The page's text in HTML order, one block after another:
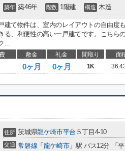
築年 築46年 階数 1階建 構造 木造
建て物件は、室内のレイアウトの自由度
る、利便性の高い一戸建てです。こちら
...
敷金 礼金 間取り 面
0ヶ月 0ヶ月 1K
住所 茨城県龍ケ崎市平台 ５丁目4-10
交通 常磐線 「 龍ケ崎市」駅 バス12分 「